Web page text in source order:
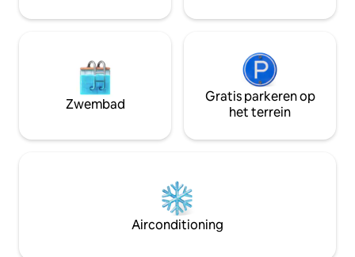
Reserveer vandaag nog
zakencentrum ✓
Zwembad
Gratis parkeren op
het terrein
Airconditioning